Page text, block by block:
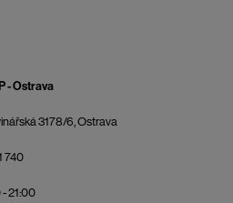
- Ostrava
3178/6, Ostrava
740
21:00